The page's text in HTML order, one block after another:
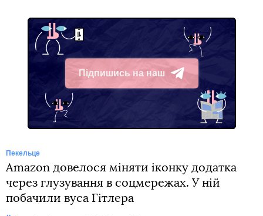
Підпишись на наш
Telegram
Пекельце
Amazon довелося міняти іконку додатка
через глузування в соцмережах. У ній
побачили вуса Гітлера